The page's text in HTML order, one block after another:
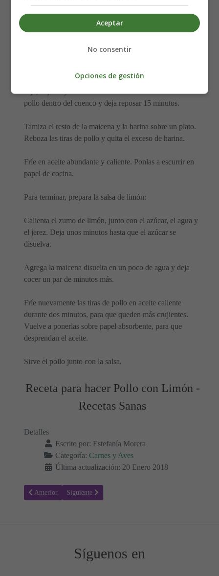
Elaboración del Pollo con Limón:
En un cuenco mezcla la yema con el agua, la salsa de
pollo dentro del cuenco y deja reposar 15 minutos.
Tamiza el resto de la maicena y la harina sobre un plato.
Reboza las tiras de pollo y quita el exceso de harina.
Fríe en aceite abundante y caliente. Ponlas a escurrir en
papel de cocina.
Para terminar, prepara la salsa de limón:
Calienta el zumo de limón, junto con el azúcar, el agua y
el jerez. Deja unos minutos hasta que el azúcar se
disuelva.
Agrega la maicena disuelta en un poco de agua y deja
cocer un par de minutos más.
Fríe nuevamente las tiras de pollo en aceite caliente
durante dos minutos, para que queden más crujientes.
Vuelve a ponerlas sobre papel absorbente, para que
desprendan el aceite.
Sirve el pollo junto con la salsa.
Receta para hacer Pollo con Limón -
Recetas Sanas
Detalles
Escrito por: Estefanía Morera
Categoría: Carnes y Aves
Última actualización: 20 Enero 2018
Artículo anterior: Receta para hacer Filet Mignon 🤤 Cocina Casera
Anterior Artículo siguiente: Receta para hacer Pollo con Salsa
Siguiente
Síguenos en
Aceptar
No consentir
Opciones de gestión